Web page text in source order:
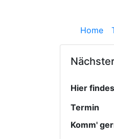
Home
Hier
Termin
Komm'